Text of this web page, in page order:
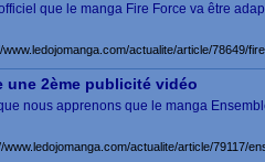
que le manga Fire Force va être
www.ledojomanga.com/actualite/article/78649/
une 2ème publicité vidéo
nous apprenons que le manga
www.ledojomanga.com/actualite/article/79117/